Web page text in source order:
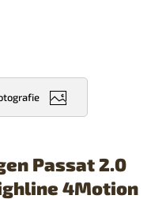
Passat 2.0
4Motion